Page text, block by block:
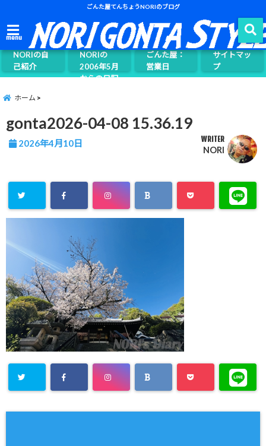
ごんた屋てんちょうNORIのブログ
menu
NORIの自
己紹介
ごんた屋て
んちょう
NORIの
2006年5月
からの日記
ごんた屋：
営業日
サイトマッ
プ
ホーム
gonta2026-04-08 15.36.19
2026年4月10日 WRITER
NORI